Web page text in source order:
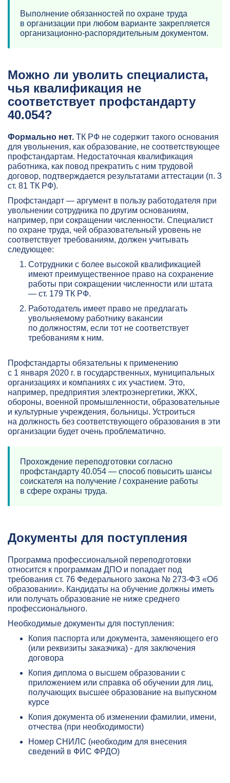
Выполнение обязанностей по охране труда
в организации при любом варианте закрепляется
организационно-распорядительным документом.
Можно ли уволить специалиста,
чья квалификация не
соответствует профстандарту
40.054?
Формально нет. ТК РФ не содержит такого основания
для увольнения, как образование, не соответствующее
профстандартам. Недостаточная квалификация
работника, как повод прекратить с ним трудовой
договор, подтверждается результатами аттестации (п. 3
ст. 81 ТК РФ).
Профстандарт — аргумент в пользу работодателя при
увольнении сотрудника по другим основаниям,
например, при сокращении численности. Специалист
по охране труда, чей образовательный уровень не
соответствует требованиям, должен учитывать
следующее:
Сотрудники с более высокой квалификацией
имеют преимущественное право на сохранение
работы при сокращении численности или штата
— ст. 179 ТК РФ.
Работодатель имеет право не предлагать
увольняемому работнику вакансии
по должностям, если тот не соответствует
требованиям к ним.
Профстандарты обязательны к применению
с 1 января 2020 г. в государственных, муниципальных
организациях и компаниях с их участием. Это,
например, предприятия электроэнергетики, ЖКХ,
обороны, военной промышленности, образовательные
и культурные учреждения, больницы. Устроиться
на должность без соответствующего образования в эти
организации будет очень проблематично.
Прохождение переподготовки согласно
профстандарту 40.054 — способ повысить шансы
соискателя на получение / сохранение работы
в сфере охраны труда.
Документы для поступления
Программа профессиональной переподготовки
относится к программам ДПО и попадает под
требования ст. 76 Федерального закона № 273-ФЗ «Об
образовании». Кандидаты на обучение должны иметь
или получать образование не ниже среднего
профессионального.
Необходимые документы для поступления:
Копия паспорта или документа, заменяющего его
(или реквизиты заказчика) - для заключения
договора
Копия диплома о высшем образовании с
приложением или справка об обучении для лиц,
получающих высшее образование на выпускном
курсе
Копия документа об изменении фамилии, имени,
отчества (при необходимости)
Номер СНИЛС (необходим для внесения
сведений в ФИС ФРДО)